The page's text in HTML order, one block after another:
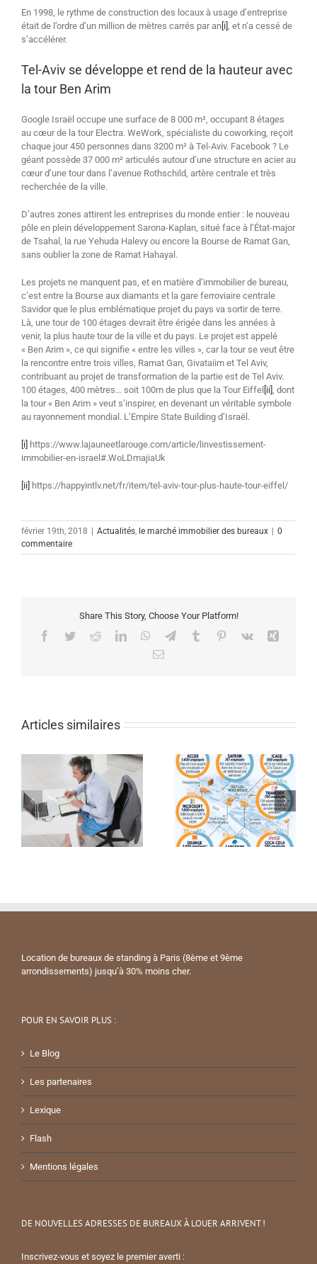
En 1998, le rythme de construction des locaux à usage d’entreprise
était de l’ordre d’un million de mètres carrés par an [i] , et n’a cessé de
s’accélérer.
Tel-Aviv se développe et rend de la hauteur avec
la tour Ben Arim
Google Israël occupe une surface de 8 000 m², occupant 8 étages
au cœur de la tour Electra. WeWork, spécialiste du coworking, reçoit
chaque jour 450 personnes dans 3200 m² à Tel-Aviv. Facebook ? Le
géant possède 37 000 m² articulés autour d’une structure en acier au
cœur d’une tour dans l’avenue Rothschild, artère centrale et très
recherchée de la ville.
D’autres zones attirent les entreprises du monde entier : le nouveau
pôle en plein développement Sarona-Kaplan, situé face à l’État-major
de Tsahal, la rue Yehuda Halevy ou encore la Bourse de Ramat Gan,
sans oublier la zone de Ramat Hahayal.
Les projets ne manquent pas, et en matière d’immobilier de bureau,
c’est entre la Bourse aux diamants et la gare ferroviaire centrale
Savidor que le plus emblématique projet du pays va sortir de terre.
Là, une tour de 100 étages devrait être érigée dans les années à
venir, la plus haute tour de la ville et du pays. Le projet est appelé
« Ben Arim », ce qui signifie « entre les villes », car la tour se veut être
la rencontre entre trois villes, Ramat Gan, Givataiim et Tel Aviv,
contribuant au projet de transformation de la partie est de Tel Aviv.
100 étages, 400 mètres… soit 100m de plus que la Tour Eiffel[ii] , dont
la tour « Ben Arim » veut s’inspirer, en devenant un véritable symbole
au rayonnement mondial. L’Empire State Building d’Israël.
[i] https://www.lajauneetlarouge.com/article/linvestissement-
immobilier-en-israel#.WoLDmajiaUk
[ii] https://happyintlv.net/fr/item/tel-aviv-tour-plus-haute-tour-eiffel/
février 19th, 2018 | Actualités le marché immobilier des bureaux | 0
commentaire
Share This Story, Choose Your Platform!
Facebook
TwitterRedditLinkedInWhatsApp
TelegramTumblr Pinterest
Vk
Email
Articles similaires
Location de bureaux de standing à Paris (8ème et 9ème
arrondissements) jusqu’à 30% moins cher.
POUR EN SAVOIR PLUS :
Le Blog
Les partenaires
Lexique
Flash
Mentions légales
DE NOUVELLES ADRESSES DE BUREAUX À LOUER ARRIVENT !
Inscrivez-vous et soyez le premier averti :